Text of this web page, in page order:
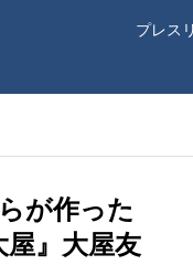
プレス
が作った
』大屋友